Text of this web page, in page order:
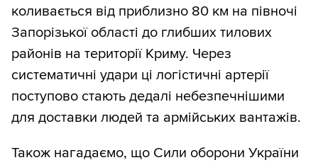
коливається від приблизно 80 км на півночі
Запорізької області до глибших тилових
районів на території Криму. Через
систематичні удари ці логістичні артерії
поступово стають дедалі небезпечнішими
для доставки людей та армійських вантажів.
Також нагадаємо, що Сили оборони України